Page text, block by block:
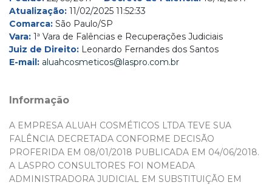
Atualização: 11/02/2025 11:52:33
Comarca: São Paulo/SP
Vara: 1ª Vara de Falências e Recuperações Judiciais
Juiz de Direito: Leonardo Fernandes dos Santos
E-mail: aluahcosmeticos@laspro.com.br
Informação
A EMPRESA ALUAH COSMÉTICOS LTDA TEVE SUA
FALÊNCIA DECRETADA CONFORME DECISÃO
PROFERIDA EM 08/01/2018 PUBLICADA EM 04/06/2018.
A LASPRO CONSULTORES FOI NOMEADA
ADMINISTRADORA JUDICIAL EM SUBSTITUIÇÃO EM